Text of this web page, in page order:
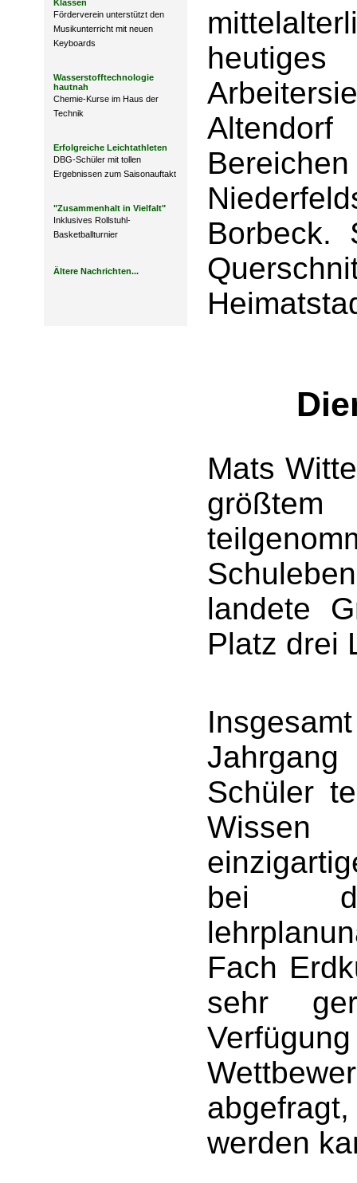
Klassen
Förderverein unterstützt den
Musikunterricht mit neuen
Keyboards
Wasserstofftechnologie
hautnah
Chemie-Kurse im Haus der
Technik
Erfolgreiche Leichtathleten
DBG-Schüler mit tollen
Ergebnissen zum Saisonauftakt
"Zusammenhalt in Vielfalt"
Inklusives Rollstuhl-
Basketballturnier
Ältere Nachrichten...
heutiges
Borbeck.
Mats
größtem
landete
Platz drei
Schüler
bei
Fach
sehr
werden